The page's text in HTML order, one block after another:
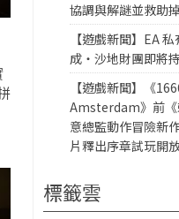
協調與解謎並救助
【遊戲新聞】EA
成・沙地財團即將
【遊戲新聞】《
Amsterdam》前《
意總監動作冒險新
片釋出序章試玩開
標籤雲